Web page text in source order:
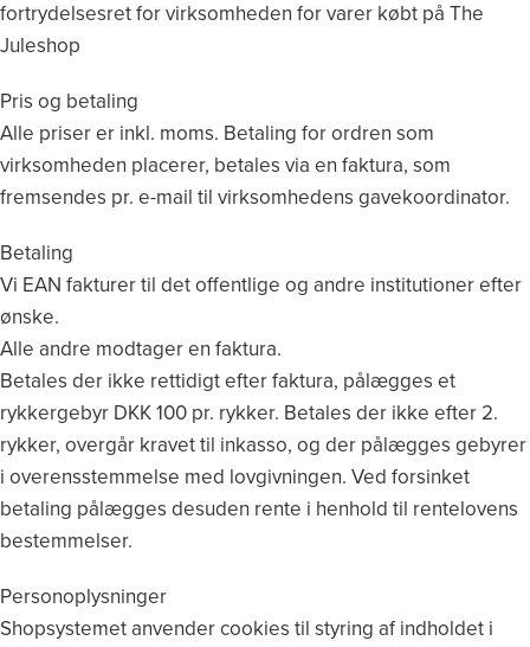
fortrydelsesret for virksomheden for varer købt på The
Juleshop
Pris og betaling
Alle priser er inkl. moms. Betaling for ordren som
virksomheden placerer, betales via en faktura, som
fremsendes pr. e-mail til virksomhedens gavekoordinator.
Betaling
Vi EAN fakturer til det offentlige og andre institutioner efter
ønske.
Alle andre modtager en faktura.
Betales der ikke rettidigt efter faktura, pålægges et
rykkergebyr DKK 100 pr. rykker. Betales der ikke efter 2.
rykker, overgår kravet til inkasso, og der pålægges gebyrer
i overensstemmelse med lovgivningen. Ved forsinket
betaling pålægges desuden rente i henhold til rentelovens
bestemmelser.
Personoplysninger
Shopsystemet anvender cookies til styring af indholdet i